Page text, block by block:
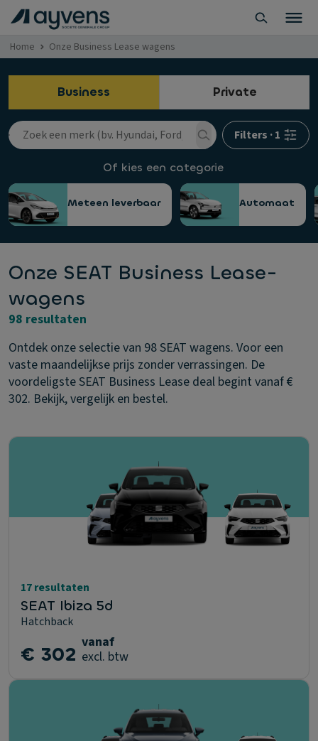
Home Onze Business Lease wagens
Business Private
Filters ·1
Of kies een categorie
Meteen leverbaar Automaat
Onze SEAT Business Lease-
wagens
98 resultaten
Ontdek onze selectie van 98 SEAT wagens. Voor een
vaste maandelijkse prijs zonder verrassingen. De
voordeligste SEAT Business Lease deal begint vanaf €
302. Bekijk, vergelijk en bestel.
17 resultaten
SEAT Ibiza 5d
Hatchback
€ 302 vanaf
excl. btw